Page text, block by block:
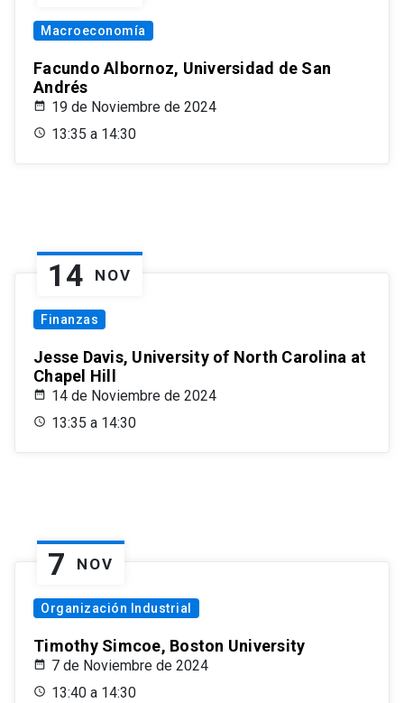
Macroeconomía
Facundo Albornoz, Universidad de San
Andrés
19 de Noviembre de 2024
13:35 a 14:30
14 NOV
Finanzas
Jesse Davis, University of North Carolina at
Chapel Hill
14 de Noviembre de 2024
13:35 a 14:30
7 NOV
Organización Industrial
Timothy Simcoe, Boston University
7 de Noviembre de 2024
13:40 a 14:30